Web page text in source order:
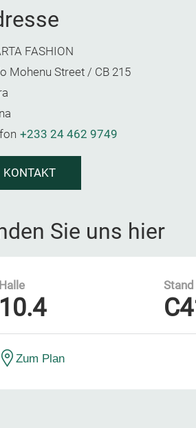
FASHION
Mohenu Street / CB 215
+233 24 462 9749
KONTAKT
Sie uns hier
Halle
10.4
Stand
Zum Plan